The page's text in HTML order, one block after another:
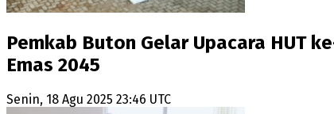
Pemkab Buton Gelar Upacara HUT
Emas 2045
Senin, 18 Agu 2025 23:46 UTC